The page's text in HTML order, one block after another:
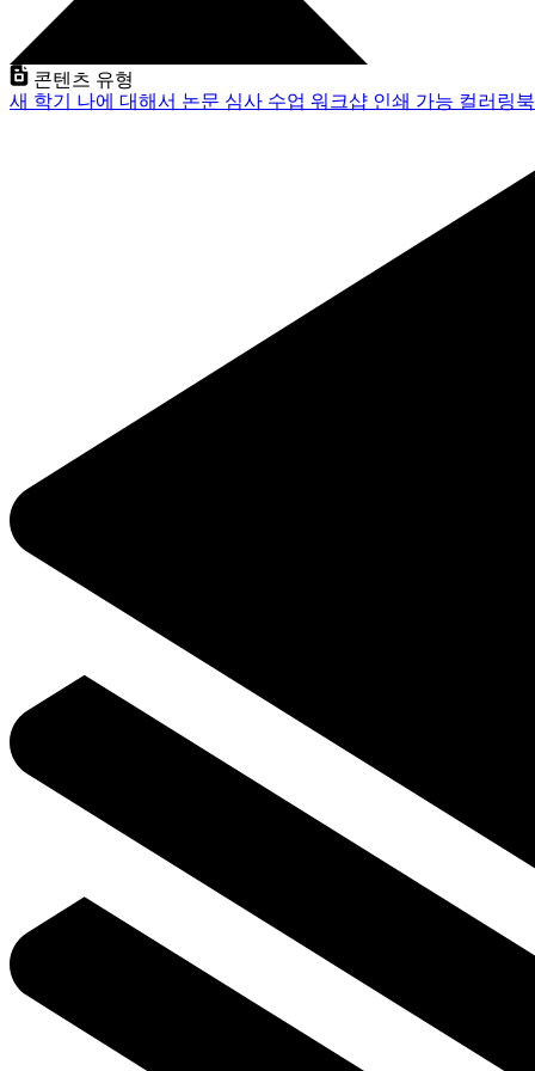
콘텐츠 유형
새 학기 나에 대해서 논문 심사 수업 워크샵 인쇄 가능 컬러링북